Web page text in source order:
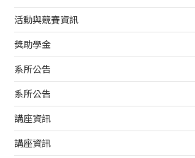
活動與競賽資訊
獎助學金
系所公告
系所公告
講座資訊
講座資訊